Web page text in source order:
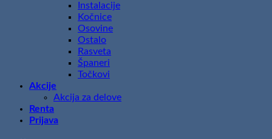
Instalacije
Kočnice
Osovine
Ostalo
Rasveta
Španeri
Točkovi
Akcije
Akcija za delove
Renta
Prijava